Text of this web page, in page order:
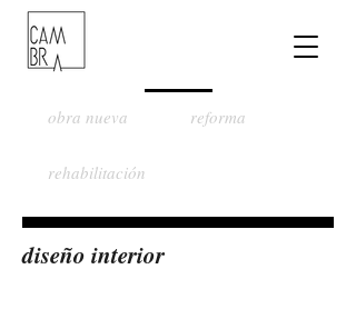
obra nueva reforma
rehabilitación
diseño interior